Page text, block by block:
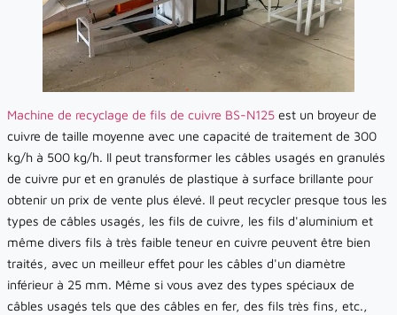
Machine de recyclage de fils de cuivre BS-N125 est un broyeur de
cuivre de taille moyenne avec une capacité de traitement de 300
kg/h à 500 kg/h. Il peut transformer les câbles usagés en granulés
de cuivre pur et en granulés de plastique à surface brillante pour
obtenir un prix de vente plus élevé. Il peut recycler presque tous les
types de câbles usagés, les fils de cuivre, les fils d'aluminium et
même divers fils à très faible teneur en cuivre peuvent être bien
traités, avec un meilleur effet pour les câbles d'un diamètre
inférieur à 25 mm. Même si vous avez des types spéciaux de
câbles usagés tels que des câbles en fer, des fils très fins, etc.,